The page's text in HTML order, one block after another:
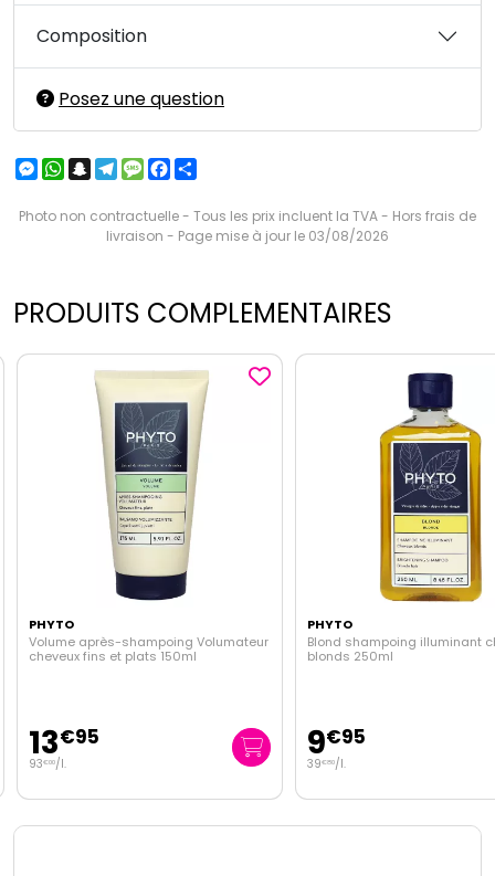
Composition
Posez une question
Messenger
WhatsApp
Snapchat
Telegram
MessageFacebook
Photo non contractuelle - Tous les prix incluent la TVA - Hors frais de
livraison - Page mise à jour le 03/08/2026
PRODUITS COMPLEMENTAIRES
PHYTO
Volume après-shampoing Volumateur
cheveux fins et plats 150ml
13€95
93€00/l.
PHYTO
Blond shampoing illuminant
blonds 250ml
9€95
39€80/l.